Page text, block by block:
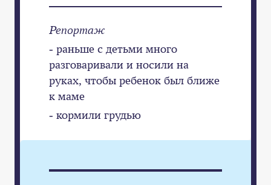
Репортаж
- раньше с детьми много
разговаривали и носили на
руках, чтобы ребенок был ближе
к маме
- кормили грудью